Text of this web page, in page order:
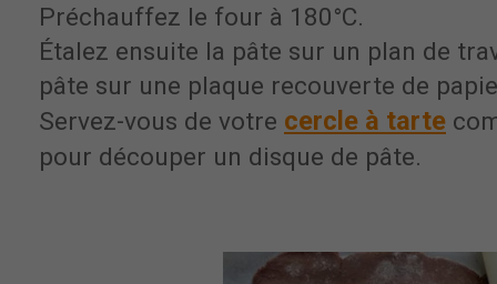
Préchauffez le four à 180°C.
Étalez ensuite la pâte sur un plan de
pâte sur une plaque recouverte de
Servez-vous de votre cercle à tarte
pour découper un disque de pâte.